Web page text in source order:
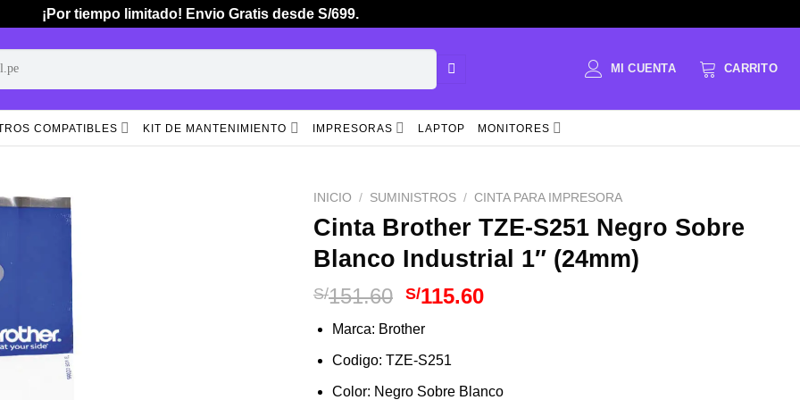
¡Por tiempo limitado! Envio Gratis desde S/699.
COMPATIBLES KIT DE MANTENIMIENTO IMPRESORAS LAPTOP MONITORES
INICIO / SUMINISTROS / CINTA PARA IMPRESORA
Cinta Brother TZE-S251 Negro Sobre
Blanco Industrial 1″ (24mm)
S/151.60 El
original
era:
S/151.60.
S/115.60El
Marca: Brother
Codigo: TZE-S251
Color: Negro Sobre Blanco